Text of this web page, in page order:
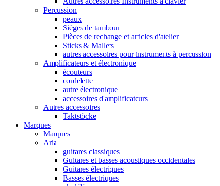
Percussion
peaux
Sièges de tambour
Pièces de rechange et articles d'atelier
Sticks & Mallets
autres accessoires pour instruments à percussion
Amplificateurs et électronique
écouteurs
cordelette
autre électronique
accessoires d'amplificateurs
Autres accessoires
Taktstöcke
Marques
Marques
Aria
guitares classiques
Guitares et basses acoustiques occidentales
Guitares électriques
Basses électriques